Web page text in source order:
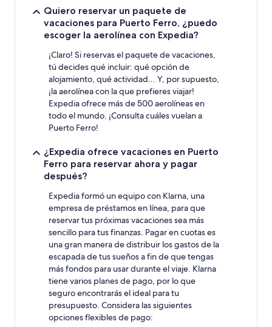
Quiero reservar un paquete de
vacaciones para Puerto Ferro, ¿puedo
escoger la aerolínea con Expedia?
¡Claro! Si reservas el paquete de vacaciones,
tú decides qué incluir: qué opción de
alojamiento, qué actividad... Y, por supuesto,
¡la aerolínea con la que prefieres viajar!
Expedia ofrece más de 500 aerolíneas en
todo el mundo. ¡Consulta cuáles vuelan a
Puerto Ferro!
¿Expedia ofrece vacaciones en Puerto
Ferro para reservar ahora y pagar
después?
Expedia formó un equipo con Klarna, una
empresa de préstamos en línea, para que
reservar tus próximas vacaciones sea más
sencillo para tus finanzas. Pagar en cuotas es
una gran manera de distribuir los gastos de la
escapada de tus sueños a fin de que tengas
más fondos para usar durante el viaje. Klarna
tiene varios planes de pago, por lo que
seguro encontrarás el ideal para tu
presupuesto. Considera las siguientes
opciones flexibles de pago: